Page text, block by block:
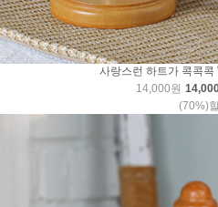
사랑스런 하트가 콕콕콕
14,000원
(70%)